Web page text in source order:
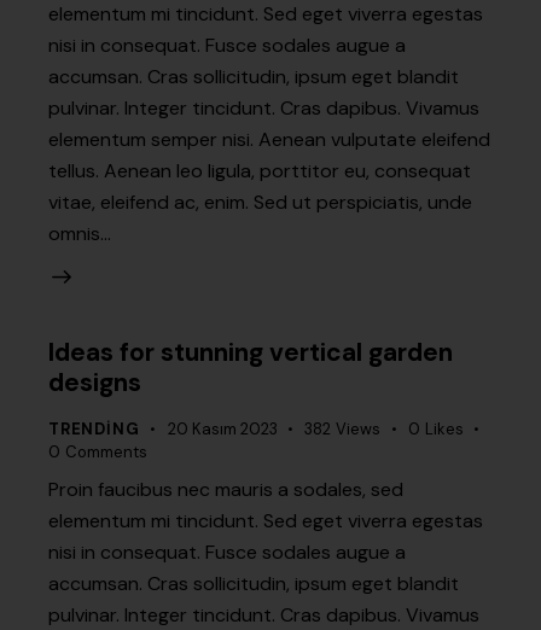
elementum mi tincidunt. Sed eget viverra egestas
nisi in consequat. Fusce sodales augue a
accumsan. Cras sollicitudin, ipsum eget blandit
pulvinar. Integer tincidunt. Cras dapibus. Vivamus
elementum semper nisi. Aenean vulputate eleifend
tellus. Aenean leo ligula, porttitor eu, consequat
vitae, eleifend ac, enim. Sed ut perspiciatis, unde
omnis…
Ideas for stunning vertical garden
designs
TRENDING 20 Kasım 2023 382 Views 0 Likes
0 Comments
Proin faucibus nec mauris a sodales, sed
elementum mi tincidunt. Sed eget viverra egestas
nisi in consequat. Fusce sodales augue a
accumsan. Cras sollicitudin, ipsum eget blandit
pulvinar. Integer tincidunt. Cras dapibus. Vivamus